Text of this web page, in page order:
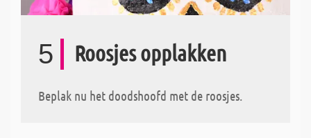
5 Roosjes opplakken
Beplak nu het doodshoofd met de roosjes.